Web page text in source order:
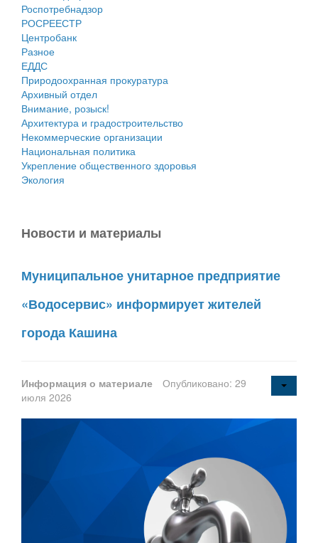
Собрание депутатов
Городское поселение
Сельские поселения
Роспотребнадзор
РОСРЕЕСТР
Центробанк
Разное
ЕДДС
Природоохранная прокуратура
Архивный отдел
Внимание, розыск!
Архитектура и градостроительство
Некоммерческие организации
Национальная политика
Укрепление общественного здоровья
Экология
Новости и материалы
Муниципальное унитарное предприятие
«Водосервис» информирует жителей
города Кашина
Информация о материале
Опубликовано: 29
июля 2026